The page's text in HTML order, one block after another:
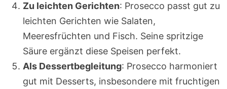
Zu leichten Gerichten: Prosecco passt gut zu
leichten Gerichten wie Salaten,
Meeresfrüchten und Fisch. Seine spritzige
Säure ergänzt diese Speisen perfekt.
Als Dessertbegleitung: Prosecco harmoniert
gut mit Desserts, insbesondere mit fruchtigen